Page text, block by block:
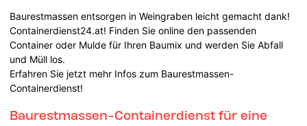
Baurestmassen entsorgen in Weingraben leicht gemacht dank!
Containerdienst24.at! Finden Sie online den passenden
Container oder Mulde für Ihren Baumix und werden Sie Abfall
und Müll los.
Erfahren Sie jetzt mehr Infos zum Baurestmassen-
Containerdienst!
Baurestmassen-Containerdienst für eine